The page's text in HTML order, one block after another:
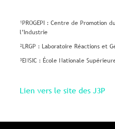
¹PROGEPI : Centre de Promotion
l’Industrie
²LRGP : Laboratoire Réactions et
³ENSIC : École Nationale
Lien vers le site des J3P